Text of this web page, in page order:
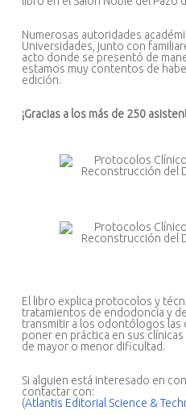
Numerosas autoridades
Universidades, junto con
acto donde se presentó de
estamos muy contentos de
edición.
¡Gracias a los más de 250
El libro explica protocolos y
tratamientos de endodoncia y
transmitir a los odontólogos las
poner en práctica en sus
de mayor o menor dificultad.
Si alguien está interesado en
contactar con:
(Atlantis Editorial Science &